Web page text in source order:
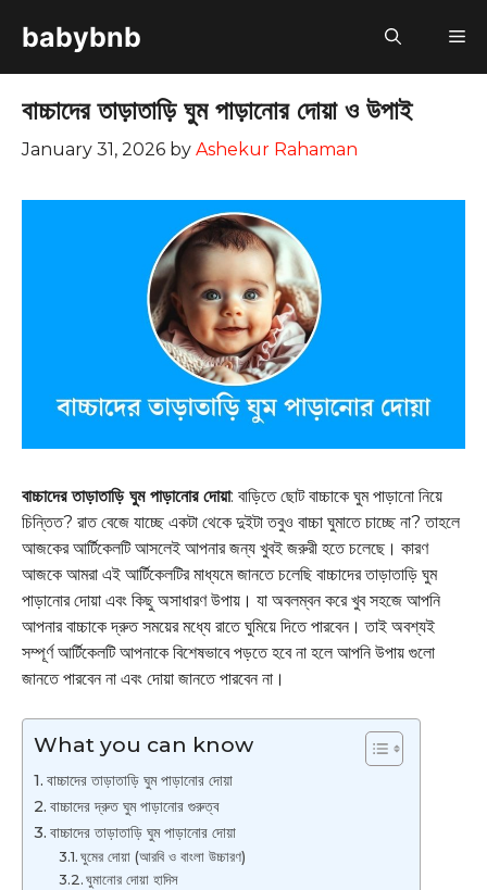
babybnb
বাচ্চাদের তাড়াতাড়ি ঘুম পাড়ানোর দোয়া ও উপাই
January 31, 2026 by Ashekur Rahaman
বাচ্চাদের তাড়াতাড়ি ঘুম পাড়ানোর দোয়া: বাড়িতে ছোট বাচ্চাকে ঘুম পাড়ানো নিয়ে
চিন্তিত? রাত বেজে যাচ্ছে একটা থেকে দুইটা তবুও বাচ্চা ঘুমাতে চাচ্ছে না? তাহলে
আজকের আর্টিকেলটি আসলেই আপনার জন্য খুবই জরুরী হতে চলেছে। কারণ
আজকে আমরা এই আর্টিকেলটির মাধ্যমে জানতে চলেছি বাচ্চাদের তাড়াতাড়ি ঘুম
পাড়ানোর দোয়া এবং কিছু অসাধারণ উপায়। যা অবলম্বন করে খুব সহজে আপনি
আপনার বাচ্চাকে দ্রুত সময়ের মধ্যে রাতে ঘুমিয়ে দিতে পারবেন। তাই অবশ্যই
সম্পূর্ণ আর্টিকেলটি আপনাকে বিশেষভাবে পড়তে হবে না হলে আপনি উপায় গুলো
জানতে পারবেন না এবং দোয়া জানতে পারবেন না।
What you can know
বাচ্চাদের তাড়াতাড়ি ঘুম পাড়ানোর দোয়া
বাচ্চাদের দ্রুত ঘুম পাড়ানোর গুরুত্ব
বাচ্চাদের তাড়াতাড়ি ঘুম পাড়ানোর দোয়া
ঘুমের দোয়া (আরবি ও বাংলা উচ্চারণ)
ঘুমানোর দোয়া হাদিস